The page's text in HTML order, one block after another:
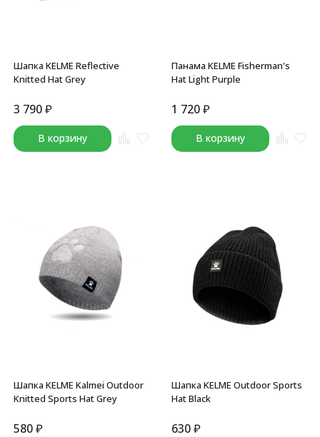
Шапка KELME Reflective
Knitted Hat Grey
3 790₽
В корзину
Панама KELME Fisherman's
Hat Light Purple
1 720₽
В корзину
Шапка KELME Kalmei Outdoor
Knitted Sports Hat Grey
580₽
Шапка KELME Outdoor Sports
Hat Black
630₽